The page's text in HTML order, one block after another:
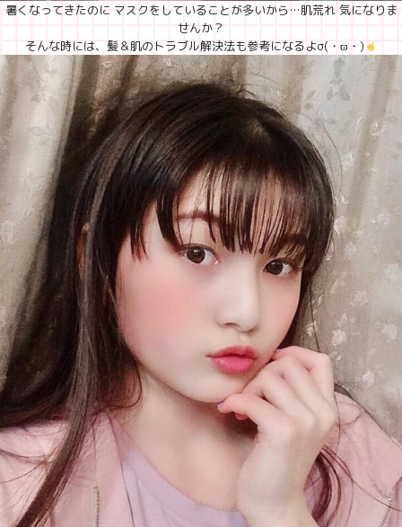
暑くなってきたのに マスクをしていることが多いから…肌荒れ 気になりま
せんか？
そんな時には、髪＆肌のトラブル解決法も参考になるよσ(・ϖ・)